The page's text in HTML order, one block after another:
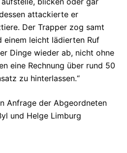
attackierte er
Der Trapper zog samt
einem leicht lädierten Ruf
Dinge wieder ab, nicht ohne
eine Rechnung über rund 50
zu hinterlassen.“
Anfrage der Abgeordneten
und Helge Limburg